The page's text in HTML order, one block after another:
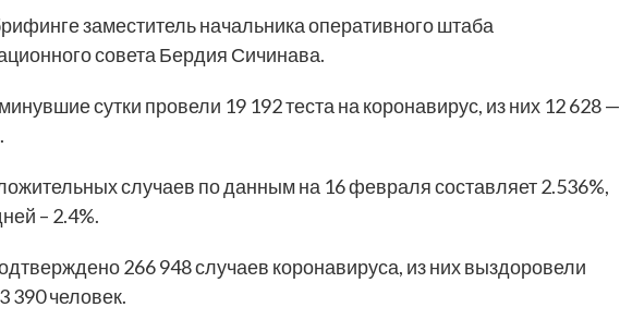
заместитель начальника оперативного штаба
совета Бердия Сичинава.
сутки провели 19 192 теста на коронавирус, из них 12 628 —
случаев по данным на 16 февраля составляет 2.536%,
– 2.4%.
266 948 случаев коронавируса, из них выздоровели
390 человек.